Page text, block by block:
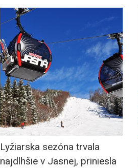
Lyžiarska sezóna trvala
najdlhšie v Jasnej, priniesla